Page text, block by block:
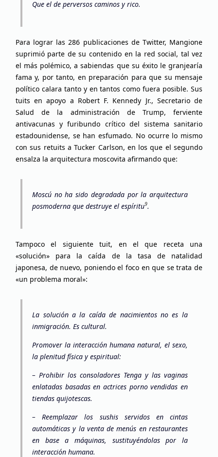
Que el de perversos caminos y rico.
Para lograr las 286 publicaciones de Twitter, Mangione
suprimió parte de su contenido en la red social, tal vez
el más polémico, a sabiendas que su éxito le granjearía
fama y, por tanto, en preparación para que su mensaje
político calara tanto y en tantos como fuera posible. Sus
tuits en apoyo a Robert F. Kennedy Jr., Secretario de
Salud de la administración de Trump, ferviente
antivacunas y furibundo crítico del sistema sanitario
estadounidense, se han esfumado. No ocurre lo mismo
con sus retuits a Tucker Carlson, en los que el segundo
ensalza la arquitectura moscovita afirmando que:
Moscú no ha sido degradada por la arquitectura
posmoderna que destruye el espíritu9.
Tampoco el siguiente tuit, en el que receta una
«solución» para la caída de la tasa de natalidad
japonesa, de nuevo, poniendo el foco en que se trata de
«un problema moral»:
La solución a la caída de nacimientos no es la
inmigración. Es cultural.
Promover la interacción humana natural, el sexo,
la plenitud física y espiritual:
–Prohibir los consoladores Tenga y las vaginas
enlatadas basadas en actrices porno vendidas en
tiendas quijotescas.
–Reemplazar los sushis servidos en cintas
automáticas y la venta de menús en restaurantes
en base a máquinas, sustituyéndolas por la
interacción humana.